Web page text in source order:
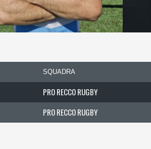
SQUADRA
PRO RECCO RUGBY
PRO RECCO RUGBY